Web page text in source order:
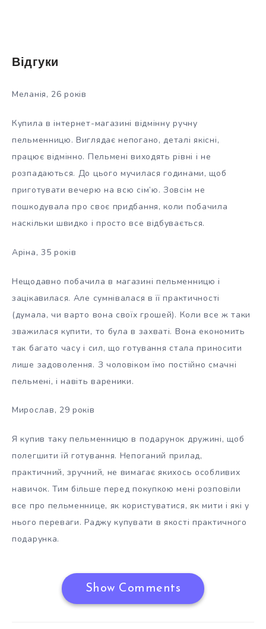
Відгуки
Меланія, 26 років
Купила в інтернет-магазині відмінну ручну
пельменницю. Виглядає непогано, деталі якісні,
працює відмінно. Пельмені виходять рівні і не
розпадаються. До цього мучилася годинами, щоб
приготувати вечерю на всю сім’ю. Зовсім не
пошкодувала про своє придбання, коли побачила
наскільки швидко і просто все відбувається.
Аріна, 35 років
Нещодавно побачила в магазині пельменницю і
зацікавилася. Але сумнівалася в її практичності
(думала, чи варто вона своїх грошей). Коли все ж таки
зважилася купити, то була в захваті. Вона економить
так багато часу і сил, що готування стала приносити
лише задоволення. З чоловіком їмо постійно смачні
пельмені, і навіть вареники.
Мирослав, 29 років
Я купив таку пельменницю в подарунок дружині, щоб
полегшити їй готування. Непоганий прилад,
практичний, зручний, не вимагає якихось особливих
навичок. Тим більше перед покупкою мені розповіли
все про пельменнице, як користуватися, як мити і які у
нього переваги. Раджу купувати в якості практичного
подарунка.
Show Comments